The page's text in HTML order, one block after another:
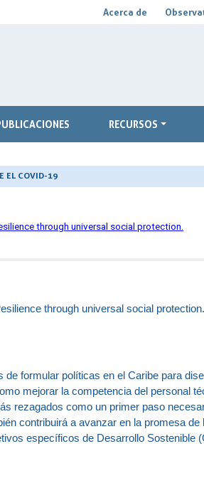
Acerca de
RECURSOS
EL COVID-19
through universal social protection.
through universal social protection.
formular políticas en el Caribe para
mejorar la competencia del personal
rezagados como un primer paso
contribuirá a avanzar en la promesa de
específicos de Desarrollo Sostenible